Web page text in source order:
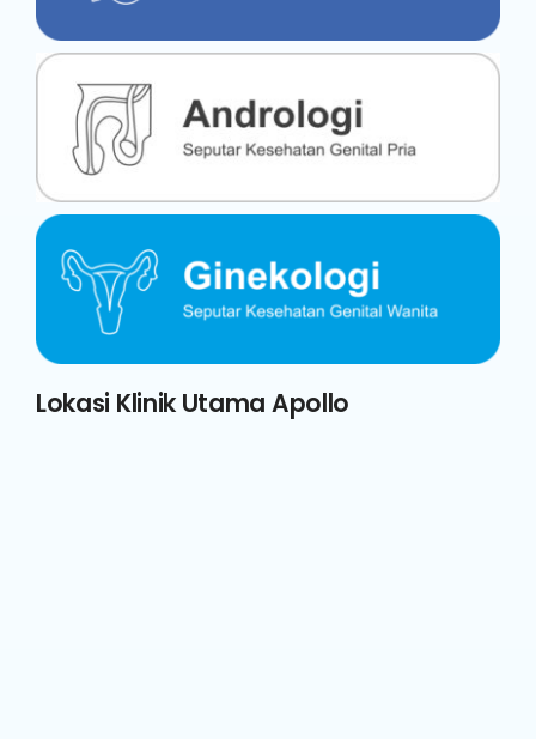
Lokasi Klinik Utama Apollo